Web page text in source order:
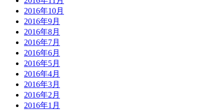
2016年10月
2016年9月
2016年8月
2016年7月
2016年6月
2016年5月
2016年4月
2016年3月
2016年2月
2016年1月